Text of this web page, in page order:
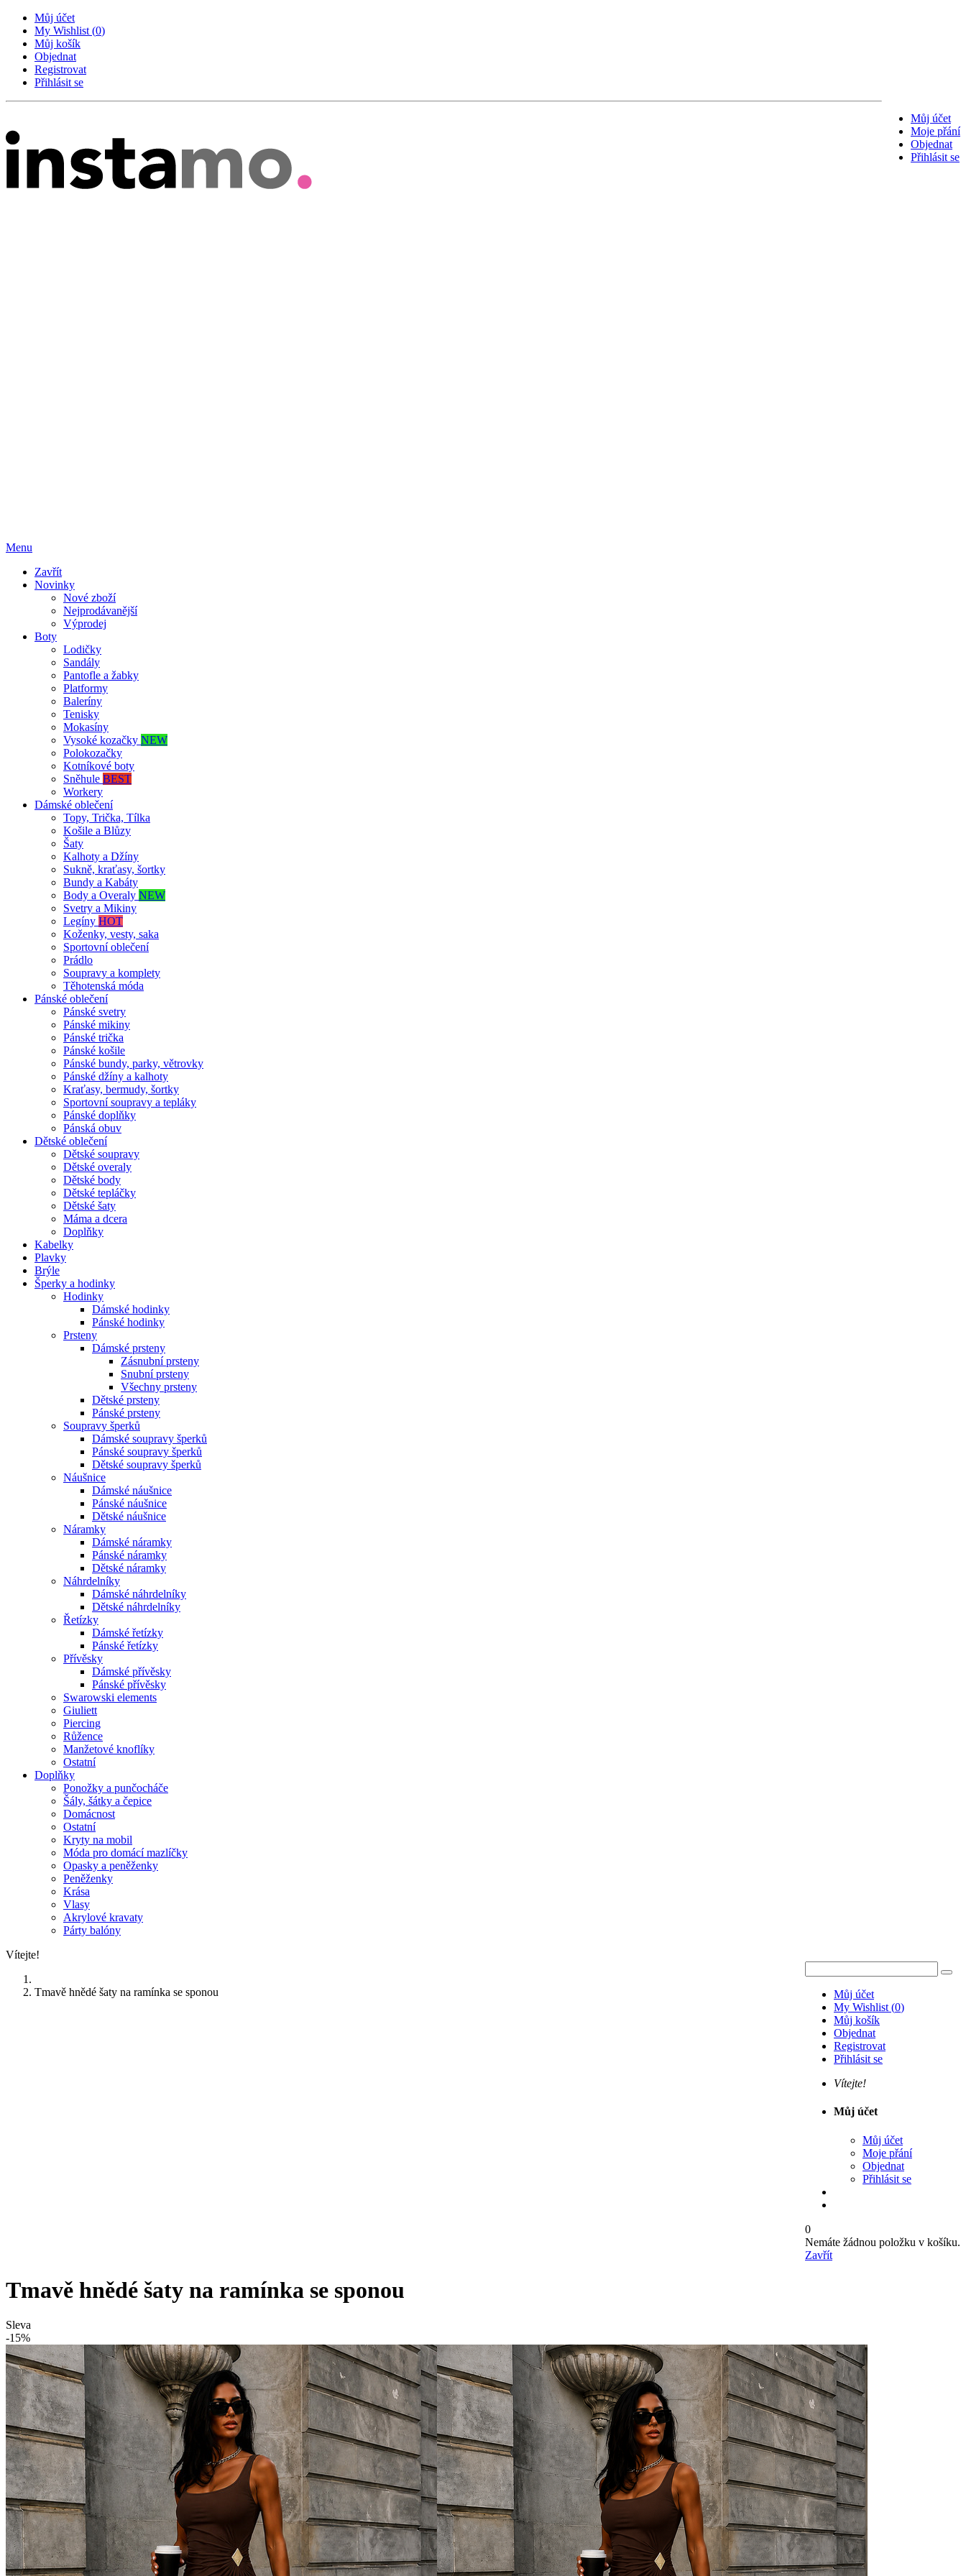
Můj účet
My Wishlist (0)
Můj košík
Objednat
Registrovat
Přihlásit se
Můj účet
Moje přání
Objednat
Přihlásit se
Menu
Zavřít
Novinky
Nové zboží
Nejprodávanější
Výprodej
Boty
Lodičky
Sandály
Pantofle a žabky
Platformy
Baleríny
Tenisky
Mokasíny
Vysoké kozačky NEW
Polokozačky
Kotníkové boty
Sněhule BEST
Workery
Dámské oblečení
Topy, Trička, Tílka
Košile a Blůzy
Šaty
Kalhoty a Džíny
Sukně, kraťasy, šortky
Bundy a Kabáty
Body a Overaly NEW
Svetry a Mikiny
Legíny HOT
Koženky, vesty, saka
Sportovní oblečení
Prádlo
Soupravy a komplety
Těhotenská móda
Pánské oblečení
Pánské svetry
Pánské mikiny
Pánské trička
Pánské košile
Pánské bundy, parky, větrovky
Pánské džíny a kalhoty
Kraťasy, bermudy, šortky
Sportovní soupravy a tepláky
Pánské doplňky
Pánská obuv
Dětské oblečení
Dětské soupravy
Dětské overaly
Dětské body
Dětské tepláčky
Dětské šaty
Máma a dcera
Doplňky
Kabelky
Plavky
Brýle
Šperky a hodinky
Hodinky
Dámské hodinky
Pánské hodinky
Prsteny
Dámské prsteny
Zásnubní prsteny
Snubní prsteny
Všechny prsteny
Dětské prsteny
Pánské prsteny
Soupravy šperků
Dámské soupravy šperků
Pánské soupravy šperků
Dětské soupravy šperků
Náušnice
Dámské náušnice
Pánské náušnice
Dětské náušnice
Náramky
Dámské náramky
Pánské náramky
Dětské náramky
Náhrdelníky
Dámské náhrdelníky
Dětské náhrdelníky
Řetízky
Dámské řetízky
Pánské řetízky
Přívěsky
Dámské přívěsky
Pánské přívěsky
Swarowski elements
Giuliett
Piercing
Růžence
Manžetové knoflíky
Ostatní
Doplňky
Ponožky a punčocháče
Šály, šátky a čepice
Domácnost
Ostatní
Kryty na mobil
Móda pro domácí mazlíčky
Opasky a peněženky
Peněženky
Krása
Vlasy
Akrylové kravaty
Párty balóny
Vítejte!
Můj účet
My Wishlist (0)
Můj košík
Objednat
Registrovat
Přihlásit se
Vítejte!
Můj účet
Můj účet
Moje přání
Objednat
Přihlásit se
0
Nemáte žádnou položku v košíku.
Zavřít
Tmavě hnědé šaty na ramínka se sponou
Tmavě hnědé šaty na ramínka se sponou
Sleva
-15%